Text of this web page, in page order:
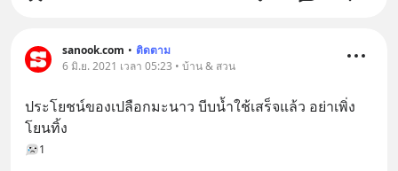
sanook.com • ติดตาม
6 มิ.ย. 2021 เวลา 05:23 • บ้าน & สวน
ประโยชน์ของเปลือกมะนาว บีบน้ำใช้เสร็จแล้ว อย่าเพิ่ง
โยนทิ้ง
1